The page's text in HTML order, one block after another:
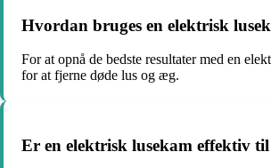
Hvordan bruges en elektrisk
For at opnå de bedste resultater med en
for at fjerne døde lus og æg.
Er en elektrisk lusekam effektiv